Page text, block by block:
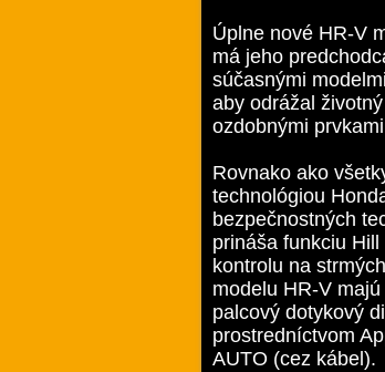
Úplne nové HR-V
má jeho
súčasnými
aby odrážal
ozdobnými
Rovnako ako
technológiou
bezpečnostných
prináša funkciu
kontrolu na
modelu HR-V
palcový dotykový
prostredníctvom
AUTO (cez kábel).